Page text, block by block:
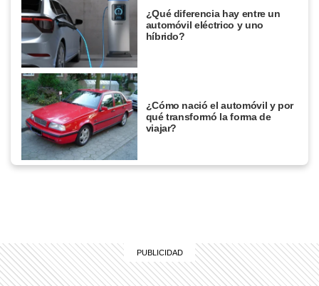
¿Qué diferencia hay entre un
automóvil eléctrico y uno
híbrido?
¿Cómo nació el automóvil y por
qué transformó la forma de
viajar?